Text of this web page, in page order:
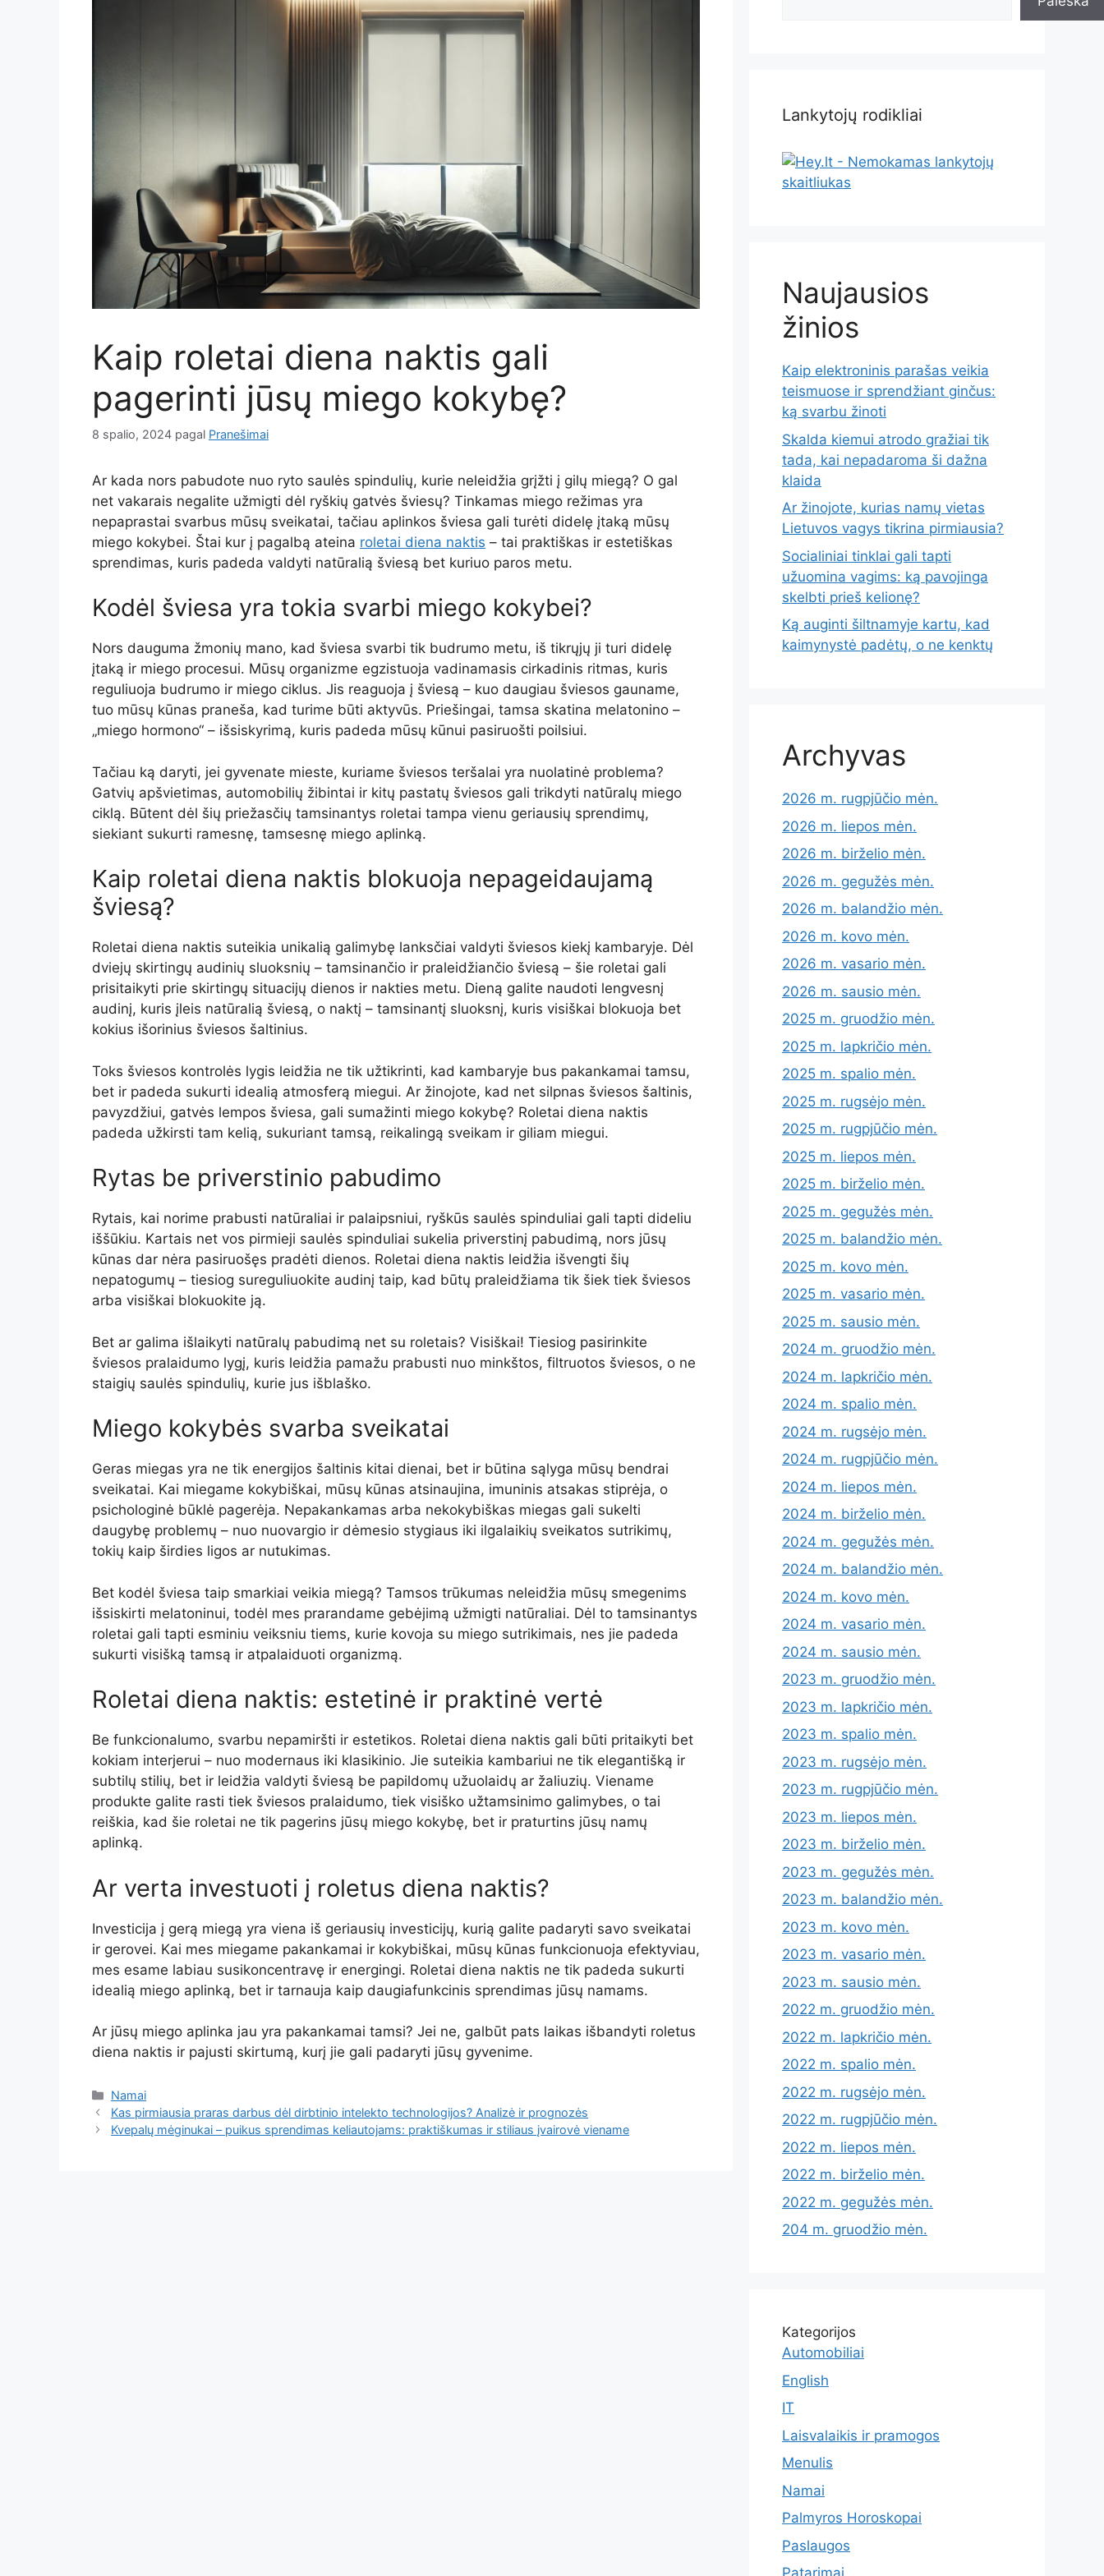
Kaip roletai diena naktis gali
pagerinti jūsų miego kokybę?
8 spalio, 2024 pagal Pranešimai
Ar kada nors pabudote nuo ryto saulės spindulių, kurie neleidžia grįžti į gilų miegą? O gal
net vakarais negalite užmigti dėl ryškių gatvės šviesų? Tinkamas miego režimas yra
nepaprastai svarbus mūsų sveikatai, tačiau aplinkos šviesa gali turėti didelę įtaką mūsų
miego kokybei. Štai kur į pagalbą ateina roletai diena naktis – tai praktiškas ir estetiškas
sprendimas, kuris padeda valdyti natūralią šviesą bet kuriuo paros metu.
Kodėl šviesa yra tokia svarbi miego kokybei?
Nors dauguma žmonių mano, kad šviesa svarbi tik budrumo metu, iš tikrųjų ji turi didelę
įtaką ir miego procesui. Mūsų organizme egzistuoja vadinamasis cirkadinis ritmas, kuris
reguliuoja budrumo ir miego ciklus. Jis reaguoja į šviesą – kuo daugiau šviesos gauname,
tuo mūsų kūnas praneša, kad turime būti aktyvūs. Priešingai, tamsa skatina melatonino –
„miego hormono“ – išsiskyrimą, kuris padeda mūsų kūnui pasiruošti poilsiui.
Tačiau ką daryti, jei gyvenate mieste, kuriame šviesos teršalai yra nuolatinė problema?
Gatvių apšvietimas, automobilių žibintai ir kitų pastatų šviesos gali trikdyti natūralų miego
ciklą. Būtent dėl šių priežasčių tamsinantys roletai tampa vienu geriausių sprendimų,
siekiant sukurti ramesnę, tamsesnę miego aplinką.
Kaip roletai diena naktis blokuoja nepageidaujamą
šviesą?
Roletai diena naktis suteikia unikalią galimybę lanksčiai valdyti šviesos kiekį kambaryje. Dėl
dviejų skirtingų audinių sluoksnių – tamsinančio ir praleidžiančio šviesą – šie roletai gali
prisitaikyti prie skirtingų situacijų dienos ir nakties metu. Dieną galite naudoti lengvesnį
audinį, kuris įleis natūralią šviesą, o naktį – tamsinantį sluoksnį, kuris visiškai blokuoja bet
kokius išorinius šviesos šaltinius.
Toks šviesos kontrolės lygis leidžia ne tik užtikrinti, kad kambaryje bus pakankamai tamsu,
bet ir padeda sukurti idealią atmosferą miegui. Ar žinojote, kad net silpnas šviesos šaltinis,
pavyzdžiui, gatvės lempos šviesa, gali sumažinti miego kokybę? Roletai diena naktis
padeda užkirsti tam kelią, sukuriant tamsą, reikalingą sveikam ir giliam miegui.
Rytas be priverstinio pabudimo
Rytais, kai norime prabusti natūraliai ir palaipsniui, ryškūs saulės spinduliai gali tapti dideliu
iššūkiu. Kartais net vos pirmieji saulės spinduliai sukelia priverstinį pabudimą, nors jūsų
kūnas dar nėra pasiruošęs pradėti dienos. Roletai diena naktis leidžia išvengti šių
nepatogumų – tiesiog sureguliuokite audinį taip, kad būtų praleidžiama tik šiek tiek šviesos
arba visiškai blokuokite ją.
Bet ar galima išlaikyti natūralų pabudimą net su roletais? Visiškai! Tiesiog pasirinkite
šviesos pralaidumo lygį, kuris leidžia pamažu prabusti nuo minkštos, filtruotos šviesos, o ne
staigių saulės spindulių, kurie jus išblaško.
Miego kokybės svarba sveikatai
Geras miegas yra ne tik energijos šaltinis kitai dienai, bet ir būtina sąlyga mūsų bendrai
sveikatai. Kai miegame kokybiškai, mūsų kūnas atsinaujina, imuninis atsakas stiprėja, o
psichologinė būklė pagerėja. Nepakankamas arba nekokybiškas miegas gali sukelti
daugybę problemų – nuo nuovargio ir dėmesio stygiaus iki ilgalaikių sveikatos sutrikimų,
tokių kaip širdies ligos ar nutukimas.
Bet kodėl šviesa taip smarkiai veikia miegą? Tamsos trūkumas neleidžia mūsų smegenims
išsiskirti melatoninui, todėl mes prarandame gebėjimą užmigti natūraliai. Dėl to tamsinantys
roletai gali tapti esminiu veiksniu tiems, kurie kovoja su miego sutrikimais, nes jie padeda
sukurti visišką tamsą ir atpalaiduoti organizmą.
Roletai diena naktis: estetinė ir praktinė vertė
Be funkcionalumo, svarbu nepamiršti ir estetikos. Roletai diena naktis gali būti pritaikyti bet
kokiam interjerui – nuo modernaus iki klasikinio. Jie suteikia kambariui ne tik elegantišką ir
subtilų stilių, bet ir leidžia valdyti šviesą be papildomų užuolaidų ar žaliuzių. Viename
produkte galite rasti tiek šviesos pralaidumo, tiek visiško užtamsinimo galimybes, o tai
reiškia, kad šie roletai ne tik pagerins jūsų miego kokybę, bet ir praturtins jūsų namų
aplinką.
Ar verta investuoti į roletus diena naktis?
Investicija į gerą miegą yra viena iš geriausių investicijų, kurią galite padaryti savo sveikatai
ir gerovei. Kai mes miegame pakankamai ir kokybiškai, mūsų kūnas funkcionuoja efektyviau,
mes esame labiau susikoncentravę ir energingi. Roletai diena naktis ne tik padeda sukurti
idealią miego aplinką, bet ir tarnauja kaip daugiafunkcinis sprendimas jūsų namams.
Ar jūsų miego aplinka jau yra pakankamai tamsi? Jei ne, galbūt pats laikas išbandyti roletus
diena naktis ir pajusti skirtumą, kurį jie gali padaryti jūsų gyvenime.
Kategorijos
Namai
Kas pirmiausia praras darbus dėl dirbtinio intelekto technologijos? Analizė ir prognozės
Kvepalų mėginukai – puikus sprendimas keliautojams: praktiškumas ir stiliaus įvairovė viename
Lankytojų rodikliai
Naujausios
žinios
Kaip elektroninis parašas veikia
teismuose ir sprendžiant ginčus:
ką svarbu žinoti
Skalda kiemui atrodo gražiai tik
tada, kai nepadaroma ši dažna
klaida
Ar žinojote, kurias namų vietas
Lietuvos vagys tikrina pirmiausia?
Socialiniai tinklai gali tapti
užuomina vagims: ką pavojinga
skelbti prieš kelionę?
Ką auginti šiltnamyje kartu, kad
kaimynystė padėtų, o ne kenktų
Archyvas
2026 m. rugpjūčio mėn.
2026 m. liepos mėn.
2026 m. birželio mėn.
2026 m. gegužės mėn.
2026 m. balandžio mėn.
2026 m. kovo mėn.
2026 m. vasario mėn.
2026 m. sausio mėn.
2025 m. gruodžio mėn.
2025 m. lapkričio mėn.
2025 m. spalio mėn.
2025 m. rugsėjo mėn.
2025 m. rugpjūčio mėn.
2025 m. liepos mėn.
2025 m. birželio mėn.
2025 m. gegužės mėn.
2025 m. balandžio mėn.
2025 m. kovo mėn.
2025 m. vasario mėn.
2025 m. sausio mėn.
2024 m. gruodžio mėn.
2024 m. lapkričio mėn.
2024 m. spalio mėn.
2024 m. rugsėjo mėn.
2024 m. rugpjūčio mėn.
2024 m. liepos mėn.
2024 m. birželio mėn.
2024 m. gegužės mėn.
2024 m. balandžio mėn.
2024 m. kovo mėn.
2024 m. vasario mėn.
2024 m. sausio mėn.
2023 m. gruodžio mėn.
2023 m. lapkričio mėn.
2023 m. spalio mėn.
2023 m. rugsėjo mėn.
2023 m. rugpjūčio mėn.
2023 m. liepos mėn.
2023 m. birželio mėn.
2023 m. gegužės mėn.
2023 m. balandžio mėn.
2023 m. kovo mėn.
2023 m. vasario mėn.
2023 m. sausio mėn.
2022 m. gruodžio mėn.
2022 m. lapkričio mėn.
2022 m. spalio mėn.
2022 m. rugsėjo mėn.
2022 m. rugpjūčio mėn.
2022 m. liepos mėn.
2022 m. birželio mėn.
2022 m. gegužės mėn.
204 m. gruodžio mėn.
Kategorijos
Automobiliai
English
IT
Laisvalaikis ir pramogos
Menulis
Namai
Palmyros Horoskopai
Paslaugos